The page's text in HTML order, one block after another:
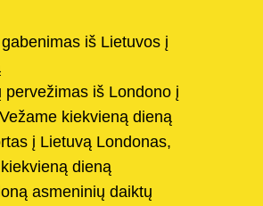
iš Lietuvos į
iš Londono į
kiekvieną dieną
į Lietuvą Londonas,
dieną
asmeninių daiktų